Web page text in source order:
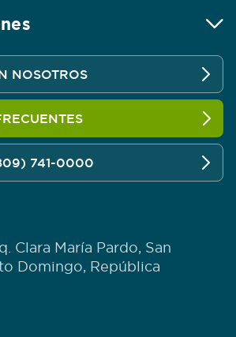
NOSOTROS
741-0000
Clara María Pardo, San
Domingo, República